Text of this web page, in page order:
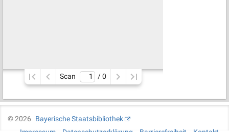
Scan / 0
©2026
Bayerische Staatsbibliothek